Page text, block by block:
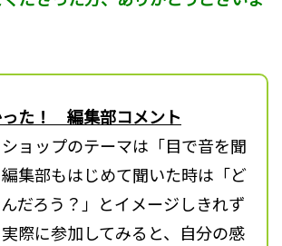
った！ 編集部コメント
ョップのテーマは「目で音を聞
集部もはじめて聞いた時は「ど
だろう？」とイメージしきれず
際に参加してみると、自分の感